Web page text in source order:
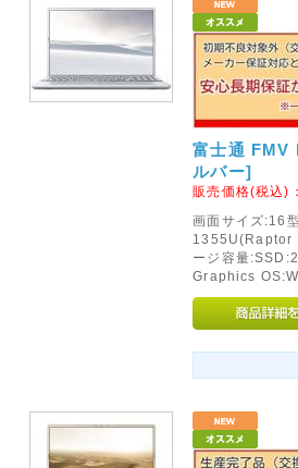
富士通 FMV
ルバー]
販売価格(税込)
画面サイズ:16
1355U(Raptor
ージ容量
Graphics